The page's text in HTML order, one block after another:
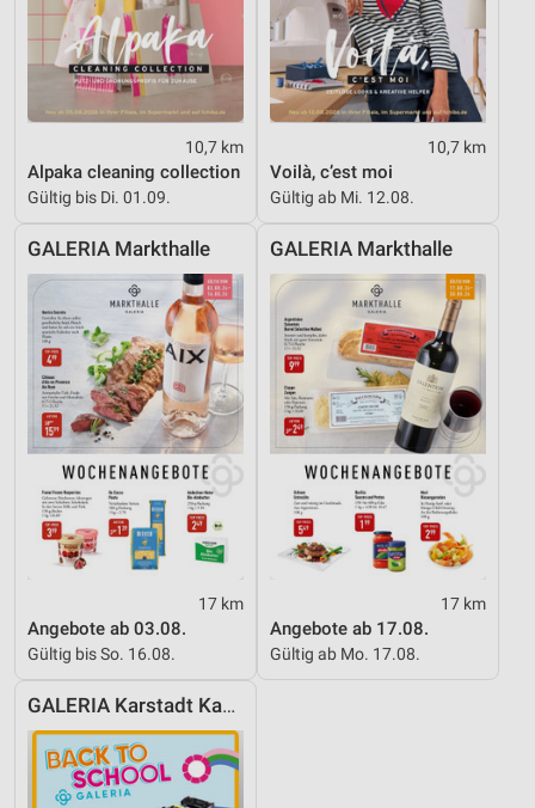
10,7 km
Alpaka cleaning collection
Gültig bis Di. 01.09.
10,7 km
Voilà, c’est moi
Gültig ab Mi. 12.08.
GALERIA Markthalle
17 km
Angebote ab 03.08.
Gültig bis So. 16.08.
GALERIA Markthalle
17 km
Angebote ab 17.08.
Gültig ab Mo. 17.08.
GALERIA Karstadt Kaufhof